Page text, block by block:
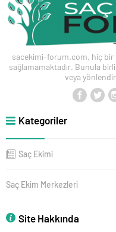
sacekimi-forum.com, hiç bir
sağlamamaktadır. Bunula
veya
Kategoriler
Saç Ekimi
Saç Ekim Merkezleri
Site Hakkında